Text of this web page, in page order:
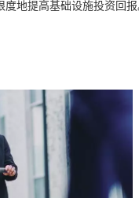
度地提高基础设施投资回